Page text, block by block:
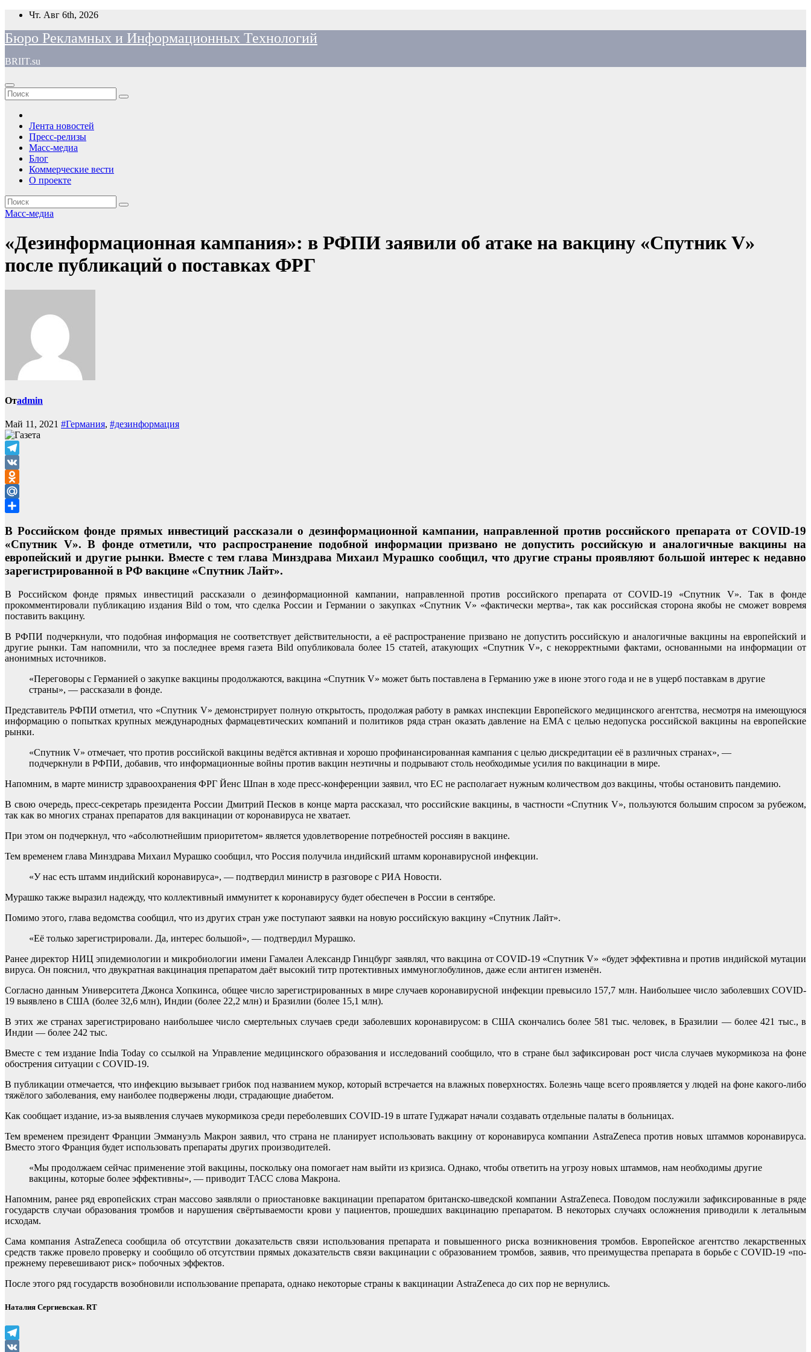
Перейти
содержимому
Чт. Авг 6th, 2026
Бюро Рекламных и Информационных Технологий
BRIIT.su
Лента новостей
Пресс-релизы
Масс-медиа
Блог
Коммерческие вести
О проекте
Масс-медиа
«Дезинформационная кампания»: в РФПИ заявили об атаке на вакцину «Спутник V»
после публикаций о поставках ФРГ
Отadmin
Май 11, 2021 #Германия, #дезинформация
Telegram
VK
Odnoklassniki
Mail.Ru
В Российском фонде прямых инвестиций рассказали о дезинформационной кампании, направленной против российского препарата от COVID-19
«Спутник V». В фонде отметили, что распространение подобной информации призвано не допустить российскую и аналогичные вакцины на
европейский и другие рынки. Вместе с тем глава Минздрава Михаил Мурашко сообщил, что другие страны проявляют большой интерес к недавно
зарегистрированной в РФ вакцине «Спутник Лайт».
В Российском фонде прямых инвестиций рассказали о дезинформационной кампании, направленной против российского препарата от COVID-19 «Спутник V». Так в фонде
прокомментировали публикацию издания Bild о том, что сделка России и Германии о закупках «Спутник V» «фактически мертва», так как российская сторона якобы не сможет вовремя
поставить вакцину.
В РФПИ подчеркнули, что подобная информация не соответствует действительности, а её распространение призвано не допустить российскую и аналогичные вакцины на европейский и
другие рынки. Там напомнили, что за последнее время газета Bild опубликовала более 15 статей, атакующих «Спутник V», с некорректными фактами, основанными на информации от
анонимных источников.
«Переговоры с Германией о закупке вакцины продолжаются, вакцина «Спутник V» может быть поставлена в Германию уже в июне этого года и не в ущерб поставкам в другие
страны», — рассказали в фонде.
Представитель РФПИ отметил, что «Спутник V» демонстрирует полную открытость, продолжая работу в рамках инспекции Европейского медицинского агентства, несмотря на имеющуюся
информацию о попытках крупных международных фармацевтических компаний и политиков ряда стран оказать давление на EMA с целью недопуска российской вакцины на европейские
рынки.
«Спутник V» отмечает, что против российской вакцины ведётся активная и хорошо профинансированная кампания с целью дискредитации её в различных странах», —
подчеркнули в РФПИ, добавив, что информационные войны против вакцин неэтичны и подрывают столь необходимые усилия по вакцинации в мире.
Напомним, в марте министр здравоохранения ФРГ Йенс Шпан в ходе пресс-конференции заявил, что ЕС не располагает нужным количеством доз вакцины, чтобы остановить пандемию.
В свою очередь, пресс-секретарь президента России Дмитрий Песков в конце марта рассказал, что российские вакцины, в частности «Спутник V», пользуются большим спросом за рубежом,
так как во многих странах препаратов для вакцинации от коронавируса не хватает.
При этом он подчеркнул, что «абсолютнейшим приоритетом» является удовлетворение потребностей россиян в вакцине.
Тем временем глава Минздрава Михаил Мурашко сообщил, что Россия получила индийский штамм коронавирусной инфекции.
«У нас есть штамм индийский коронавируса», — подтвердил министр в разговоре с РИА Новости.
Мурашко также выразил надежду, что коллективный иммунитет к коронавирусу будет обеспечен в России в сентябре.
Помимо этого, глава ведомства сообщил, что из других стран уже поступают заявки на новую российскую вакцину «Спутник Лайт».
«Её только зарегистрировали. Да, интерес большой», — подтвердил Мурашко.
Ранее директор НИЦ эпидемиологии и микробиологии имени Гамалеи Александр Гинцбург заявлял, что вакцина от COVID-19 «Спутник V» «будет эффективна и против индийской мутации
вируса. Он пояснил, что двукратная вакцинация препаратом даёт высокий титр протективных иммуноглобулинов, даже если антиген изменён.
Согласно данным Университета Джонса Хопкинса, общее число зарегистрированных в мире случаев коронавирусной инфекции превысило 157,7 млн. Наибольшее число заболевших COVID-
19 выявлено в США (более 32,6 млн), Индии (более 22,2 млн) и Бразилии (более 15,1 млн).
В этих же странах зарегистрировано наибольшее число смертельных случаев среди заболевших коронавирусом: в США скончались более 581 тыс. человек, в Бразилии — более 421 тыс., в
Индии — более 242 тыс.
Вместе с тем издание India Today со ссылкой на Управление медицинского образования и исследований сообщило, что в стране был зафиксирован рост числа случаев мукормикоза на фоне
обострения ситуации с COVID-19.
В публикации отмечается, что инфекцию вызывает грибок под названием мукор, который встречается на влажных поверхностях. Болезнь чаще всего проявляется у людей на фоне какого-либо
тяжёлого заболевания, ему наиболее подвержены люди, страдающие диабетом.
Как сообщает издание, из-за выявления случаев мукормикоза среди переболевших COVID-19 в штате Гуджарат начали создавать отдельные палаты в больницах.
Тем временем президент Франции Эммануэль Макрон заявил, что страна не планирует использовать вакцину от коронавируса компании AstraZeneca против новых штаммов коронавируса.
Вместо этого Франция будет использовать препараты других производителей.
«Мы продолжаем сейчас применение этой вакцины, поскольку она помогает нам выйти из кризиса. Однако, чтобы ответить на угрозу новых штаммов, нам необходимы другие
вакцины, которые более эффективны», — приводит ТАСС слова Макрона.
Напомним, ранее ряд европейских стран массово заявляли о приостановке вакцинации препаратом британско-шведской компании AstraZeneca. Поводом послужили зафиксированные в ряде
государств случаи образования тромбов и нарушения свёртываемости крови у пациентов, прошедших вакцинацию препаратом. В некоторых случаях осложнения приводили к летальным
исходам.
Сама компания AstraZeneca сообщила об отсутствии доказательств связи использования препарата и повышенного риска возникновения тромбов. Европейское агентство лекарственных
средств также провело проверку и сообщило об отсутствии прямых доказательств связи вакцинации с образованием тромбов, заявив, что преимущества препарата в борьбе с COVID-19 «по-
прежнему перевешивают риск» побочных эффектов.
После этого ряд государств возобновили использование препарата, однако некоторые страны к вакцинации AstraZeneca до сих пор не вернулись.
Наталия Сергиевская. RT
Telegram